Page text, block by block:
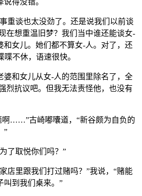
重谈也太没劲了。还是说我们以前谈
在想重温旧梦？我们当中谁还能谈女-
和女儿。她们都不算女-人。对了，还
不休，语速很快。
婆和女儿从女-人的范围里除名了，全
烈抗议吧。但我无法责怪他，也没有
啊……”古崎嘟囔道，“新谷颇为自负的
”
了取悦你们吗？”
店里跟我们打过赌吗？”我说，“赌能
叫到我们桌来。”